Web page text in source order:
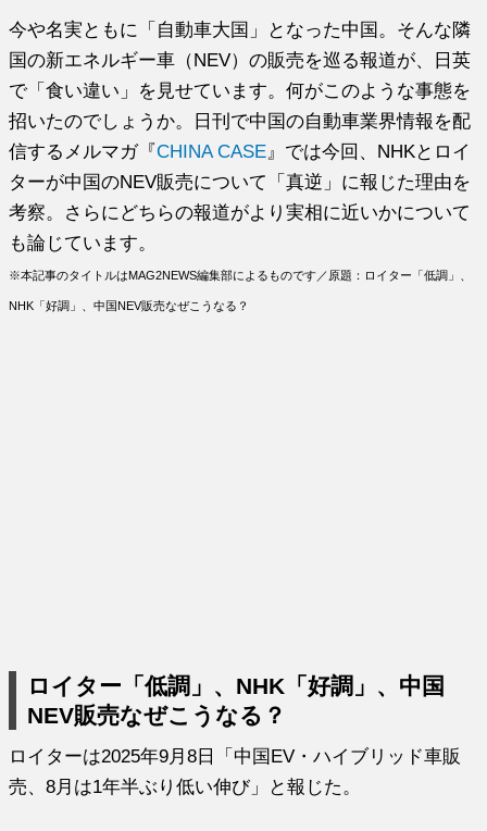
今や名実ともに「自動車大国」となった中国。そんな隣
国の新エネルギー車（NEV）の販売を巡る報道が、日英
で「食い違い」を見せています。何がこのような事態を
招いたのでしょうか。日刊で中国の自動車業界情報を配
信するメルマガ『CHINA CASE 』では今回、NHKとロイ
ターが中国のNEV販売について「真逆」に報じた理由を
考察。さらにどちらの報道がより実相に近いかについて
も論じています。
※本記事のタイトルはMAG2NEWS編集部によるものです／原題：ロイター「低調」、
NHK「好調」、中国NEV販売なぜこうなる？
ロイター「低調」、NHK「好調」、中国
NEV販売なぜこうなる？
ロイターは2025年9月8日「中国EV・ハイブリッド車販
売、8月は1年半ぶり低い伸び」と報じた。